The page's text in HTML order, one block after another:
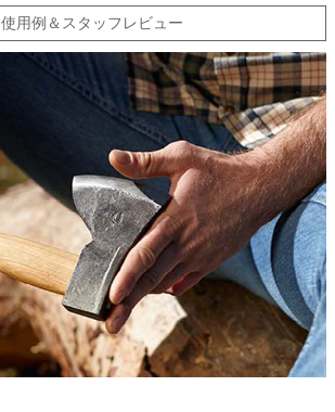
使用例＆スタッフレビュー